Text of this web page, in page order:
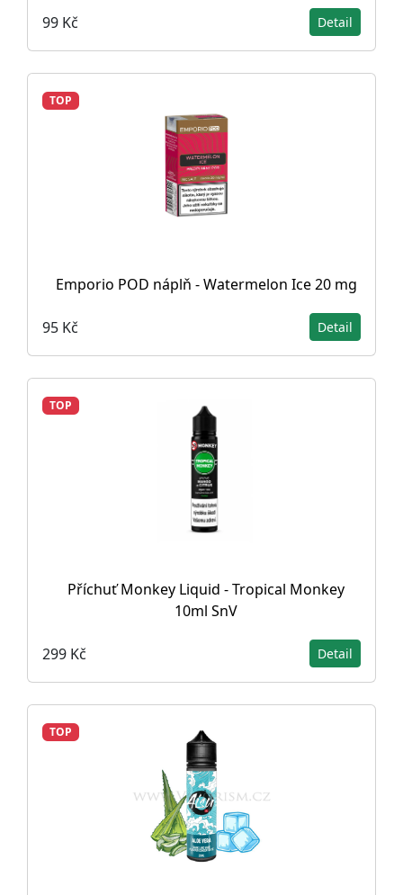
99 Kč Detail
TOP
Emporio POD náplň - Watermelon Ice 20 mg
95 Kč Detail
TOP
Příchuť Monkey Liquid - Tropical Monkey
10ml SnV
299 Kč Detail
TOP